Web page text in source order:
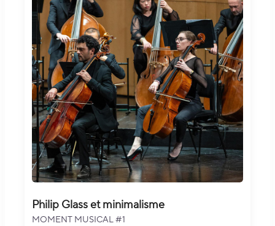
Philip Glass et minimalisme
MOMENT MUSICAL #1